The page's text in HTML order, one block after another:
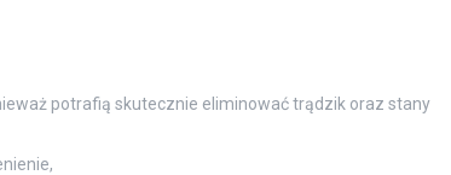
potrafią skutecznie eliminować trądzik oraz stany